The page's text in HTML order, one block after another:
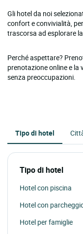
Gli hotel da noi
confort e convivialità,
trascorsa ad esplorare
Perché aspettare?
prenotazione online e
senza preoccupazioni.
Tipo di hotel
Tipo di hotel
Hotel con piscina
Hotel con
Hotel per famiglie